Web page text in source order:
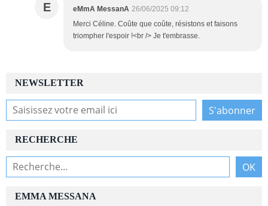
E eMmA MessanA 26/06/2025 09:12
Merci Céline. Coûte que coûte, résistons et faisons
triompher l'espoir !<br /> Je t'embrasse.
NEWSLETTER
RECHERCHE
EMMA MESSANA